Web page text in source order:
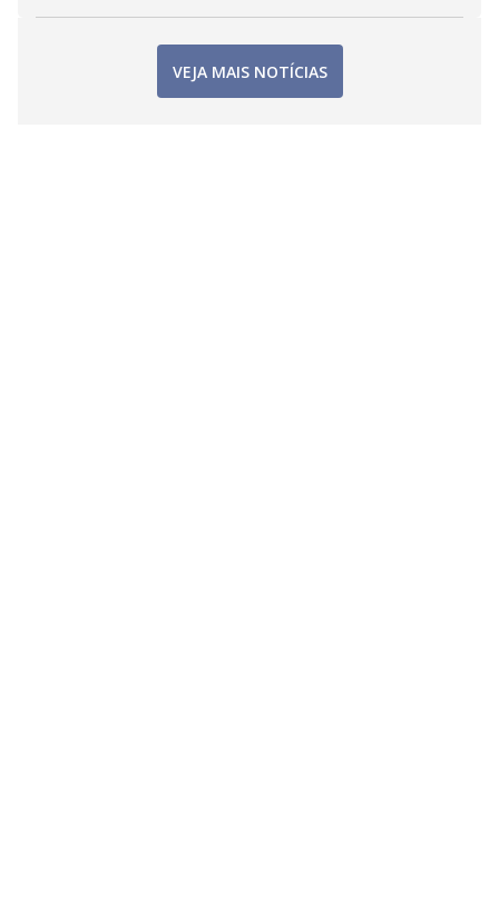
VEJA MAIS NOTÍCIAS